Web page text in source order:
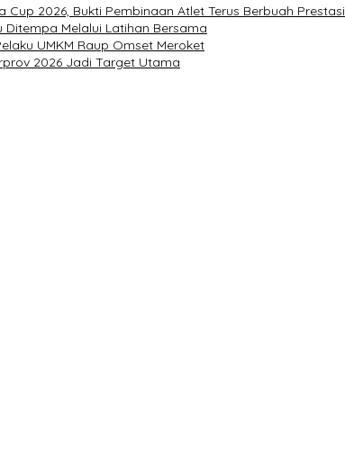
2026, Bukti Pembinaan Atlet Terus Berbuah Prestasi
Melalui Latihan Bersama
UMKM Raup Omset Meroket
2026 Jadi Target Utama